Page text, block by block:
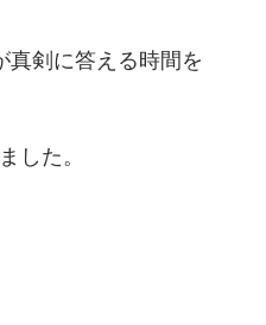
真剣に答える時間を
した。